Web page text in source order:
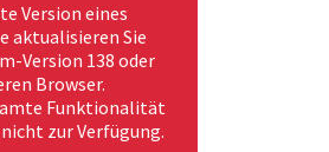
Version eines
aktualisieren Sie
Version 138 oder
Browser.
Funktionalität
zur Verfügung.